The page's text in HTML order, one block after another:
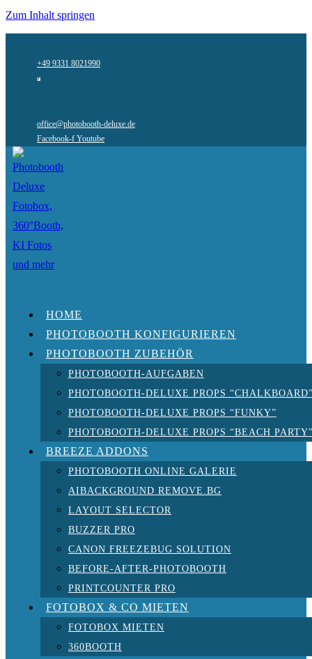
Zum Inhalt springen
+49 9331 8021990
office@photobooth-deluxe.de
Facebook-f Youtube
HOME
PHOTOBOOTH KONFIGURIEREN
PHOTOBOOTH ZUBEHÖR
PHOTOBOOTH-AUFGABEN
PHOTOBOOTH-DELUXE PROPS
PHOTOBOOTH-DELUXE PROPS “FUNKY”
PHOTOBOOTH-DELUXE PROPS “BEACH
BREEZE ADDONS
PHOTOBOOTH ONLINE GALERIE
AIBACKGROUND REMOVE.BG
LAYOUT SELECTOR
BUZZER PRO
CANON FREEZEBUG SOLUTION
BEFORE-AFTER-PHOTOBOOTH
PRINTCOUNTER PRO
FOTOBOX & CO MIETEN
FOTOBOX MIETEN
360BOOTH